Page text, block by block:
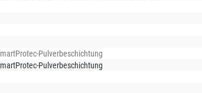
Pulverbeschichtung
Pulverbeschichtung